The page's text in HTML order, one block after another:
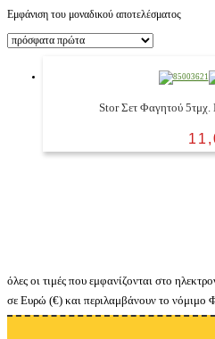
Εμφάνιση του μοναδικού αποτελέσματος
Stor Σετ Φαγητού
όλες οι τιμές που εμφανίζονται στο
σε Ευρώ (€) και περιλαμβάνουν το